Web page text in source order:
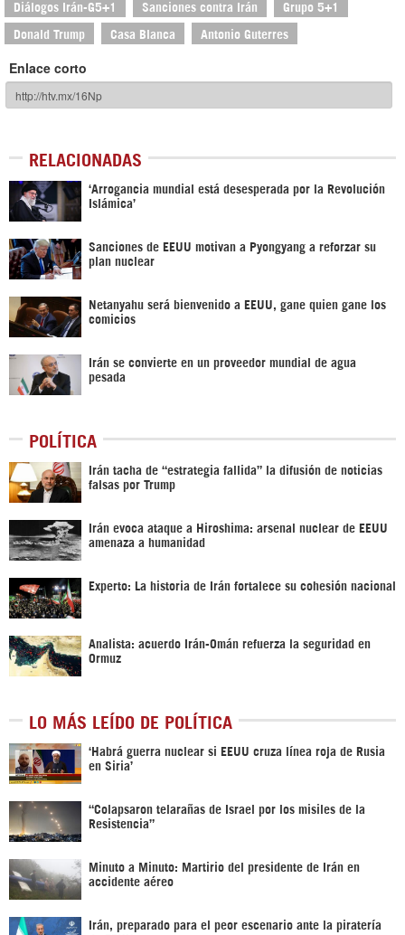
Diálogos Irán-G5+1 Sanciones contra Irán Grupo 5+1
Donald Trump Casa Blanca Antonio Guterres
Enlace corto
RELACIONADAS
‘Arrogancia mundial está desesperada por la Revolución
Islámica’
Sanciones de EEUU motivan a Pyongyang a reforzar su
plan nuclear
Netanyahu será bienvenido a EEUU, gane quien gane los
comicios
Irán se convierte en un proveedor mundial de agua
pesada
POLÍTICA
Irán tacha de “estrategia fallida” la difusión de noticias
falsas por Trump
Irán evoca ataque a Hiroshima: arsenal nuclear de EEUU
amenaza a humanidad
Experto: La historia de Irán fortalece su cohesión nacional
Analista: acuerdo Irán-Omán refuerza la seguridad en
Ormuz
LO MÁS LEÍDO DE POLÍTICA
‎‘Habrá guerra nuclear si EEUU cruza línea roja de Rusia
en Siria’‎
“Colapsaron telarañas de Israel por los misiles de la
Resistencia”
Minuto a Minuto: Martirio del presidente de Irán en
accidente aéreo
Irán, preparado para el peor escenario ante la piratería